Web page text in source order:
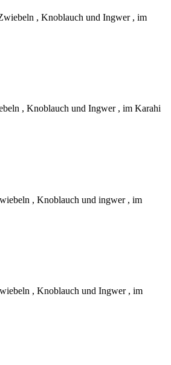
, Knoblauch und Ingwer , im
, Knoblauch und Ingwer , im Karahi
, Knoblauch und ingwer , im
, Knoblauch und Ingwer , im